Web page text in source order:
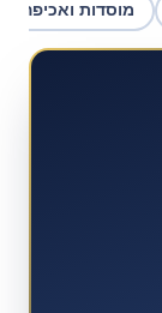
מוסדות ואכיפה